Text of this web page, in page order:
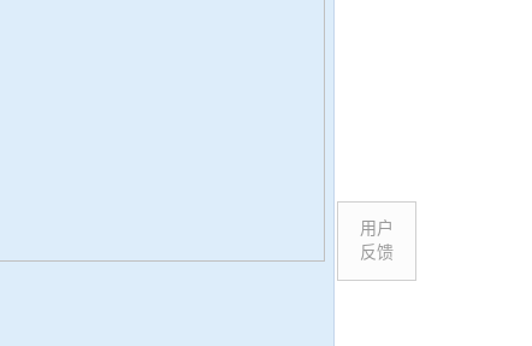
用户
反馈